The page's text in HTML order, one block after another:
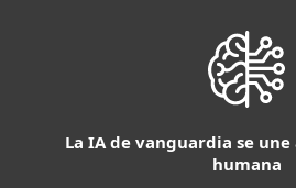
La IA de vanguardia se
humana